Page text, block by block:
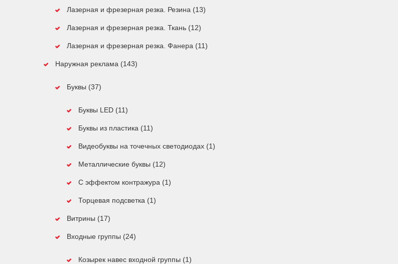
Лазерная и фрезерная резка. Резина (13)
Лазерная и фрезерная резка. Ткань (12)
Лазерная и фрезерная резка. Фанера (11)
Наружная реклама (143)
Буквы (37)
Буквы LED (11)
Буквы из пластика (11)
Видеобуквы на точечных светодиодах (1)
Металлические буквы (12)
С эффектом контражура (1)
Торцевая подсветка (1)
Витрины (17)
Входные группы (24)
Козырек навес входной группы (1)